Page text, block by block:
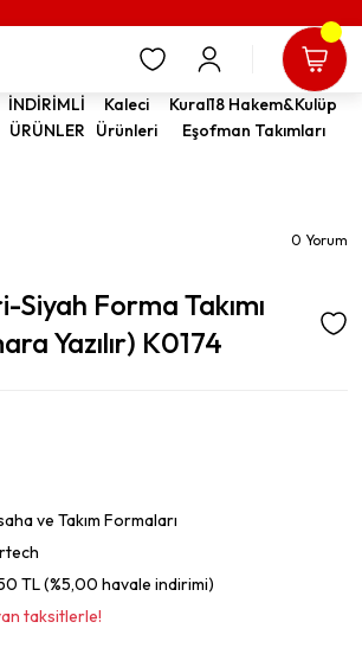
İNDİRİMLİ
ÜRÜNLER
Kaleci
Ürünleri
Kural18 Hakem&Kulüp
Eşofman Takımları
0 Yorum
Forma Takımı
Yazılır) K0174
ve Takım Formaları
TL (%5,00 havale indirimi)
taksitlerle!